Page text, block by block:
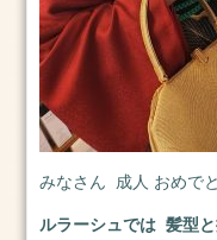
みなさん 成人 おめで
ルラーシュでは 髪型